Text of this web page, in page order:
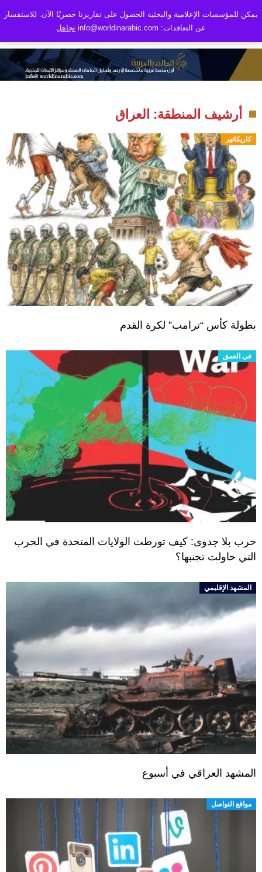
أرشيف المنطقة: العراق
كاريكاتير
بطولة كأس “ترامب” لكرة القدم
في العمق
حرب بلا جدوى: كيف تورطت الولايات المتحدة في الحرب
التي حاولت تجنبها؟
المشهد الإقليمي
المشهد العراقي في أسبوع
مواقع التواصل
يمكن للمؤسسات الإعلامية والبحثية الحصول على تقاريرنا حصريًا الآن. للاستفسار
عن التعاقدات: info@worldinarabic.com
تجاهل